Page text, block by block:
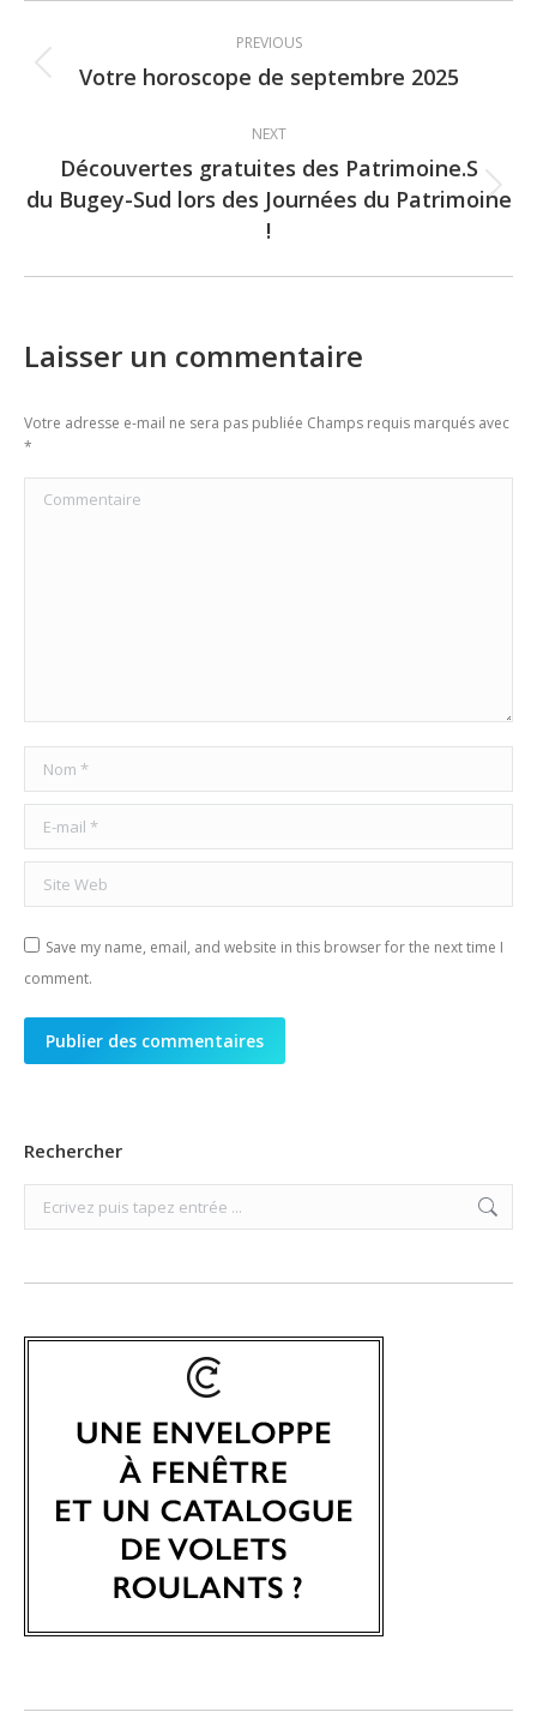
navigation
PREVIOUS
Previous
Votre horoscope de septembre 2025
NEXT
Next
post:
Découvertes gratuites des Patrimoine.S
du Bugey-Sud lors des Journées du Patrimoine
!
Laisser un commentaire
Votre adresse e-mail ne sera pas publiée Champs requis marqués avec
*
Commentaire
Nom *
E-mail *
Site Web
Save my name, email, and website in this browser for the next time I
comment.
Publier des commentaires
Rechercher
Search: